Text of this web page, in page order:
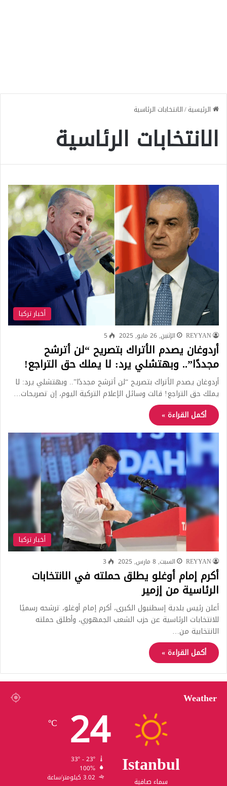
الرئيسية/الانتخابات الرئاسية
الانتخابات الرئاسية
أخبار تركيا
REYYAN الإثنين, 26 مايو, 2025 5
أردوغان يصدم الأتراك بتصريح “لن أترشح
مجددًا”.. وبهتشلي يرد: لا يملك حق التراجع!
أردوغان يصدم الأتراك بتصريح “لن أترشح مجددًا”.. وبهتشلي يرد: لا
يملك حق التراجع! قالت وسائل الإعلام التركية اليوم، إن تصريحات…
أكمل القراءة »
أخبار تركيا
REYYAN السبت, 8 مارس, 2025 3
أكرم إمام أوغلو يطلق حملته في الانتخابات
الرئاسية من إزمير
أعلن رئيس بلدية إسطنبول الكبرى، أكرم إمام أوغلو، ترشحه رسميًا
للانتخابات الرئاسية عن حزب الشعب الجمهوري، وأطلق حملته
الانتخابية من…
أكمل القراءة »
Weather
Istanbul
سماء صافية
24
℃
100%
3.02 كيلومتر/ساعة